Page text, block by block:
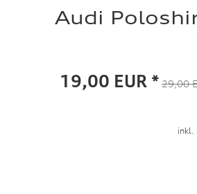
Audi
19,00 EUR * 29,00
inkl.